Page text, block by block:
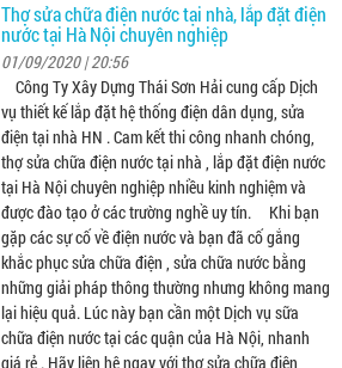
Thợ sửa chữa điện nước tại nhà, lắp đặt điện
nước tại Hà Nội chuyên nghiệp
01/09/2020 | 20:56
Công Ty Xây Dựng Thái Sơn Hải cung cấp Dịch
vụ thiết kế lắp đặt hệ thống điện dân dụng, sửa
điện tại nhà HN . Cam kết thi công nhanh chóng,
thợ sửa chữa điện nước tại nhà , lắp đặt điện nước
tại Hà Nội chuyên nghiệp nhiều kinh nghiệm và
được đào tạo ở các trường nghề uy tín. Khi bạn
gặp các sự cố về điện nước và bạn đã cố gắng
khắc phục sửa chữa điện , sửa chữa nước bằng
những giải pháp thông thường nhưng không mang
lại hiệu quả. Lúc này bạn cần một Dịch vụ sữa
chữa điện nước tại các quận của Hà Nội, nhanh
giá rẻ . Hãy liên hệ ngay với thợ sửa chữa điện